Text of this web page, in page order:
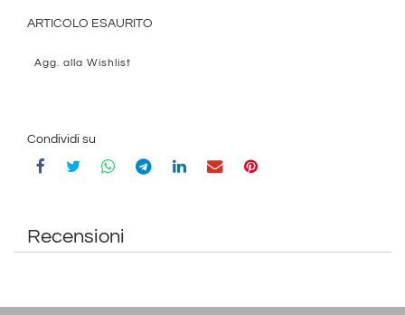
ARTICOLO ESAURITO
Agg. alla Wishlist
Condividi su
Recensioni